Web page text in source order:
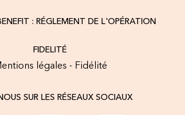
: RÉGLEMENT DE L'OPÉRATION
FIDELITÉ
légales - Fidélité
SUR LES RÉSEAUX SOCIAUX